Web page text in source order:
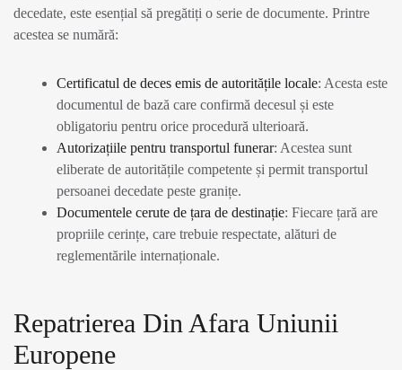
decedate, este esențial să pregătiți o serie de documente. Printre
acestea se numără:
Certificatul de deces emis de autoritățile locale: Acesta este
documentul de bază care confirmă decesul și este
obligatoriu pentru orice procedură ulterioară.
Autorizațiile pentru transportul funerar: Acestea sunt
eliberate de autoritățile competente și permit transportul
persoanei decedate peste granițe.
Documentele cerute de țara de destinație: Fiecare țară are
propriile cerințe, care trebuie respectate, alături de
reglementările internaționale.
Repatrierea Din Afara Uniunii
Europene